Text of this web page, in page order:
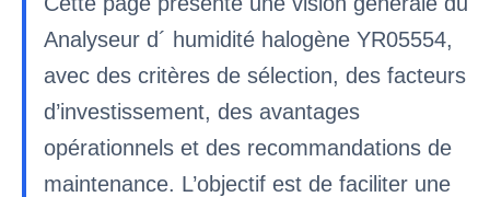
Analyseur d´ humidité halogène YR05554,
avec des critères de sélection, des facteurs
d’investissement, des avantages
opérationnels et des recommandations de
maintenance. L’objectif est de faciliter une